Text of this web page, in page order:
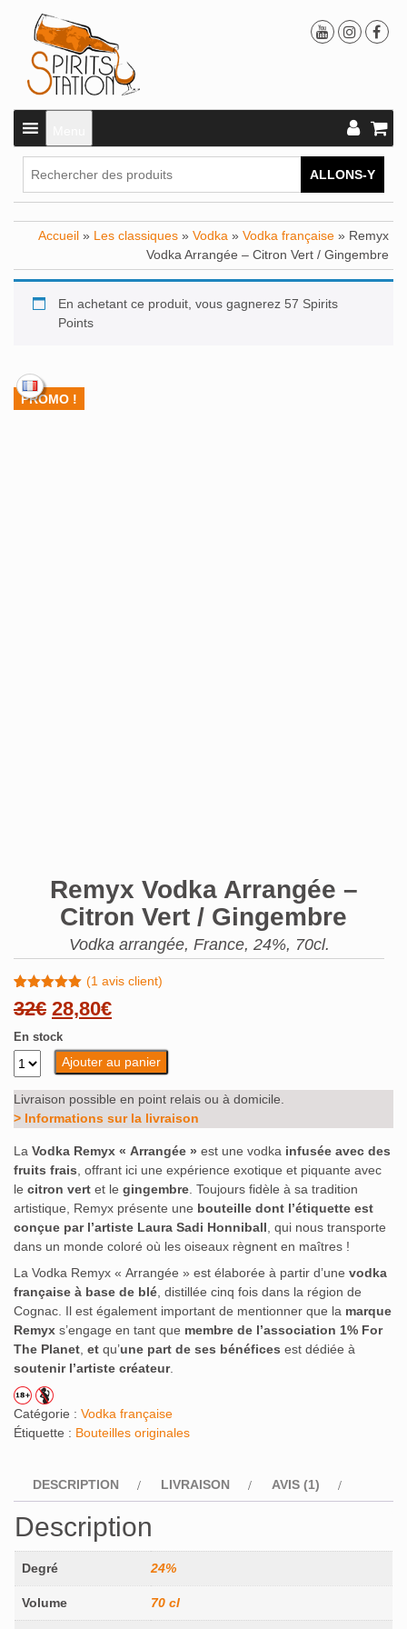
ALLONS-Y
Accueil » Les classiques » Vodka » Vodka française » Remyx
Vodka Arrangée – Citron Vert / Gingembre
En achetant ce produit, vous gagnerez 57 Spirits
Points
PROMO !
Remyx Vodka Arrangée –
Citron Vert / Gingembre
Vodka arrangée, France, 24%, 70cl.
Noté5.00
sur 5
1
notation
client
(1 avis client)
32€ Le
prix
initial
était :
32€.
28,80€Le
actuel
est :
28,80€.
En stock
Ajouter au panier
Livraison possible en point relais ou à domicile.
> Informations sur la livraison
La Vodka Remyx « Arrangée » est une vodka infusée avec des
fruits frais , offrant ici une expérience exotique et piquante avec
le citron vert et le gingembre . Toujours fidèle à sa tradition
artistique, Remyx présente une bouteille dont l’étiquette est
conçue par l’artiste Laura Sadi Honniball , qui nous transporte
dans un monde coloré où les oiseaux règnent en maîtres !
La Vodka Remyx « Arrangée » est élaborée à partir d’une vodka
française à base de blé , distillée cinq fois dans la région de
Cognac. Il est également important de mentionner que la marque
Remyx s’engage en tant que membre de l’association 1% For
The Planet et qu’une part de ses bénéfices est dédiée à
soutenir l’artiste créateur.
Catégorie : Vodka française
Étiquette : Bouteilles originales
DESCRIPTION LIVRAISON AVIS (1)
Description
Degré 24%
Volume 70 cl